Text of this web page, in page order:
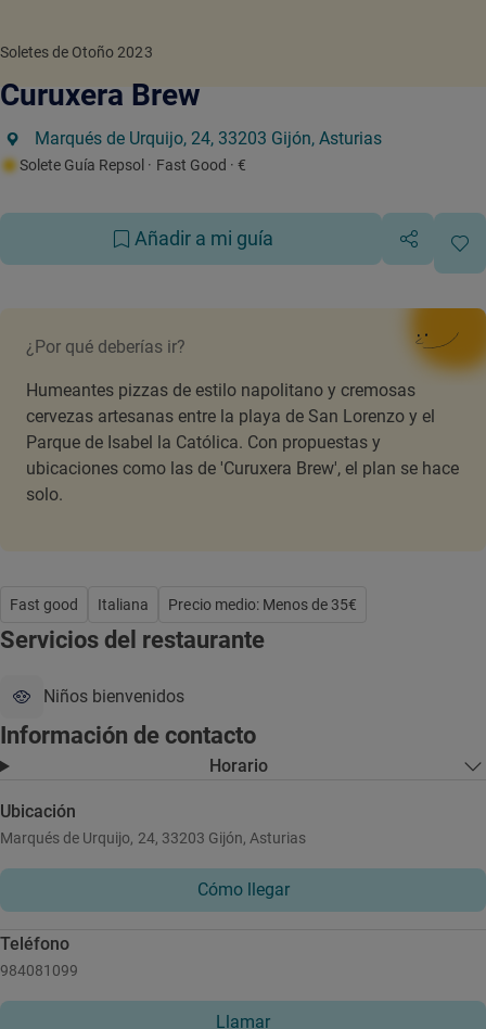
Soletes de Otoño 2023
Curuxera Brew
Marqués de Urquijo, 24, 33203 Gijón, Asturias
Solete Guía Repsol · Fast Good · €
Añadir a mi guía
¿Por qué deberías ir?
Humeantes pizzas de estilo napolitano y cremosas
cervezas artesanas entre la playa de San Lorenzo y el
Parque de Isabel la Católica. Con propuestas y
ubicaciones como las de 'Curuxera Brew', el plan se hace
solo.
Fast good Italiana Precio medio: Menos de 35€
Servicios del restaurante
Niños bienvenidos
Información de contacto
Horario
Ubicación
Marqués de Urquijo, 24, 33203 Gijón, Asturias
Cómo llegar
Teléfono
984081099
Llamar